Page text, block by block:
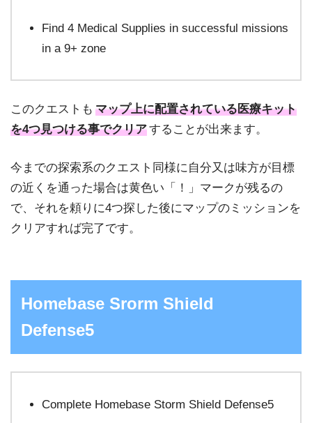
Find 4 Medical Supplies in successful missions
in a 9+ zone
このクエストも マップ上に配置されている医療キット
を4つ見つける事でクリアすることが出来ます。
今までの探索系のクエスト同様に自分又は味方が目標
の近くを通った場合は黄色い「！」マークが残るの
で、それを頼りに4つ探した後にマップのミッションを
クリアすれば完了です。
Homebase Srorm Shield
Defense5
Complete Homebase Storm Shield Defense5